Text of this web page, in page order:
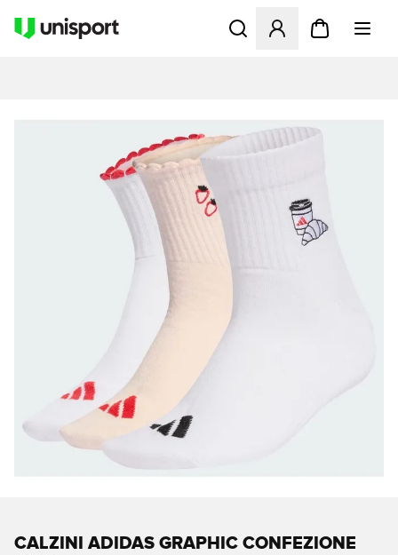
Apre una finestra modale
CALZINI ADIDAS GRAPHIC CONFEZIONE